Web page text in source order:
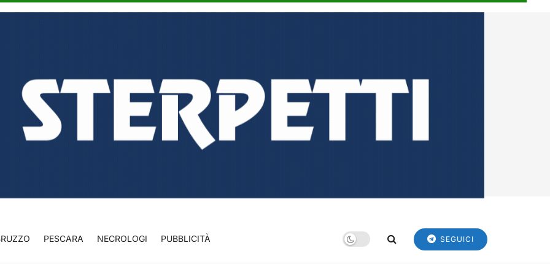
PESCARA NECROLOGI PUBBLICITÀ SEGUICI